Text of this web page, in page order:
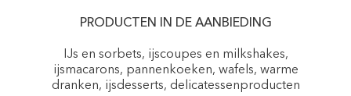
PRODUCTEN IN DE AANBIEDING
IJs en sorbets, ijscoupes en milkshakes,
ijsmacarons, pannenkoeken, wafels, warme
dranken, ijsdesserts, delicatessenproducten